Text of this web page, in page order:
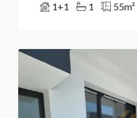
1+1 1 55m²